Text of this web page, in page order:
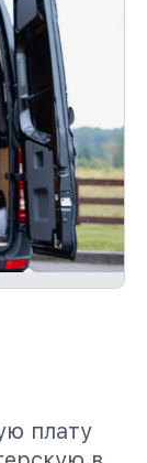
плату